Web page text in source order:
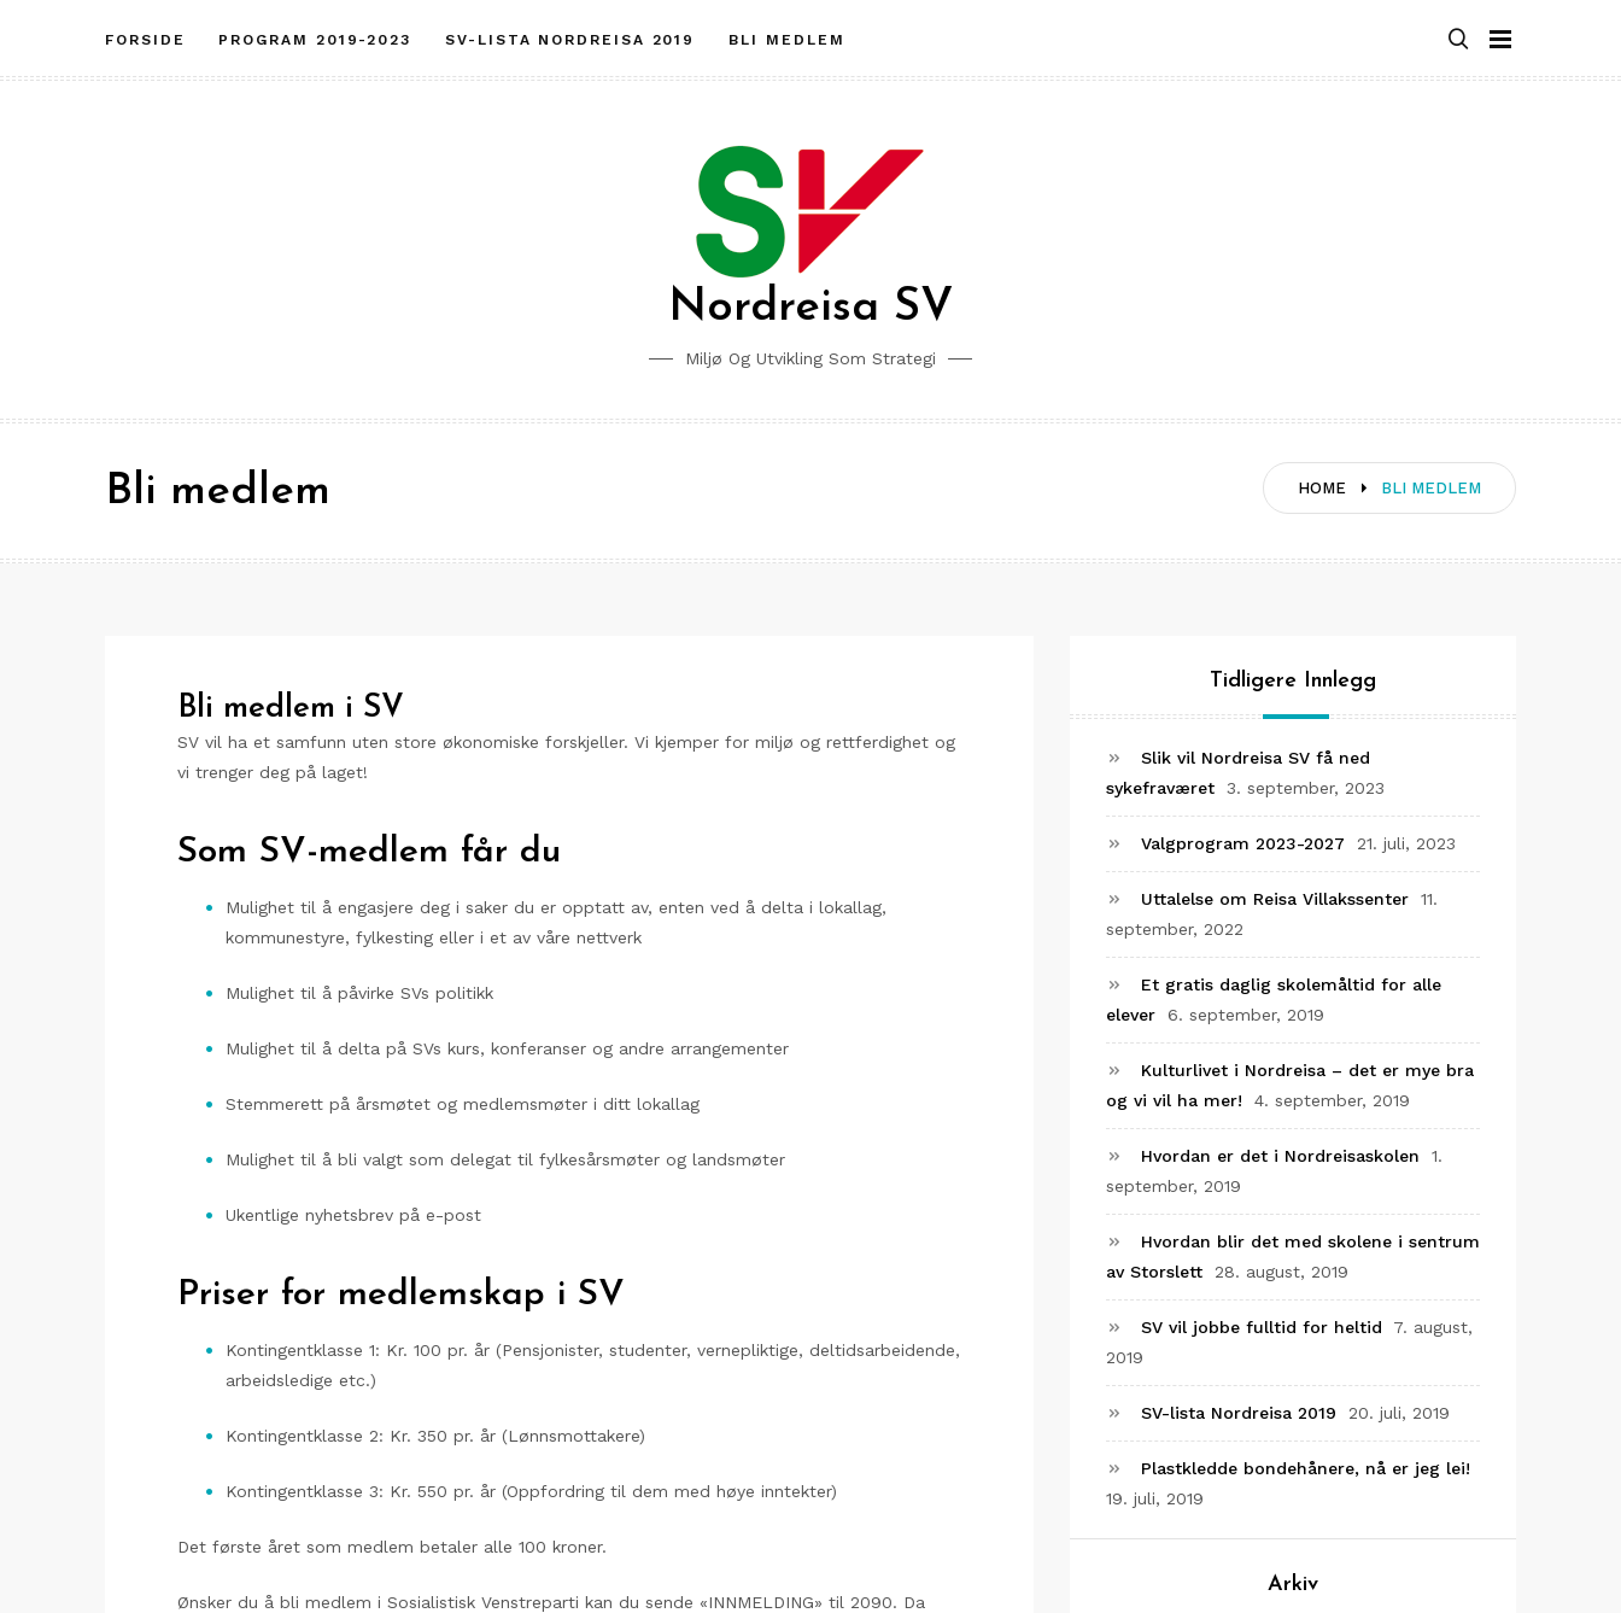
content
FORSIDE PROGRAM 2019-2023 SV-LISTA NORDREISA 2019 BLI MEDLEM
Nordreisa SV
Miljø Og Utvikling Som Strategi
HOME BLI MEDLEM
Bli medlem
Bli medlem i SV
SV vil ha et samfunn uten store økonomiske forskjeller. Vi kjemper for miljø og rettferdighet og
vi trenger deg på laget!
Som SV-medlem får du
Mulighet til å engasjere deg i saker du er opptatt av, enten ved å delta i lokallag,
kommunestyre, fylkesting eller i et av våre nettverk
Mulighet til å påvirke SVs politikk
Mulighet til å delta på SVs kurs, konferanser og andre arrangementer
Stemmerett på årsmøtet og medlemsmøter i ditt lokallag
Mulighet til å bli valgt som delegat til fylkesårsmøter og landsmøter
Ukentlige nyhetsbrev på e-post
Priser for medlemskap i SV
Kontingentklasse 1: Kr. 100 pr. år (Pensjonister, studenter, vernepliktige, deltidsarbeidende,
arbeidsledige etc.)
Kontingentklasse 2: Kr. 350 pr. år (Lønnsmottakere)
Kontingentklasse 3: Kr. 550 pr. år (Oppfordring til dem med høye inntekter)
Det første året som medlem betaler alle 100 kroner.
Ønsker du å bli medlem i Sosialistisk Venstreparti kan du sende «INNMELDING» til 2090. Da
Tidligere Innlegg
Slik vil Nordreisa SV få ned
sykefraværet
3. september, 2023
Valgprogram 2023-2027 21. juli, 2023
Uttalelse om Reisa Villakssenter
11.
september, 2022
Et gratis daglig skolemåltid for alle
elever
6. september, 2019
Kulturlivet i Nordreisa – det er mye bra
og vi vil ha mer!
4. september, 2019
Hvordan er det i Nordreisaskolen
1.
september, 2019
Hvordan blir det med skolene i sentrum
av Storslett
28. august, 2019
SV vil jobbe fulltid for heltid
7. august,
2019
SV-lista Nordreisa 2019 20. juli, 2019
Plastkledde bondehånere, nå er jeg lei!
19. juli, 2019
Arkiv